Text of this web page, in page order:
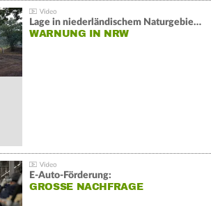
Lage in niederländischem Naturgebiet stabil
WARNUNG IN NRW
E-Auto-Förderung:
GROSSE NACHFRAGE